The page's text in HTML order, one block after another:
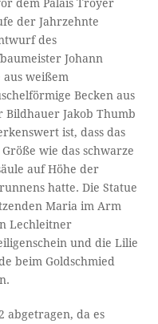
dem Palais Troyer
der Jahrzehnte
des
Johann
weißem
Becken aus
Jakob Thumb
ist, dass das
wie das schwarze
auf Höhe der
hatte. Die Statue
Maria im Arm
Lechleitner
und die Lilie
beim Goldschmied
abgetragen, da es